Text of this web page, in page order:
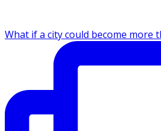
What if a city could become more